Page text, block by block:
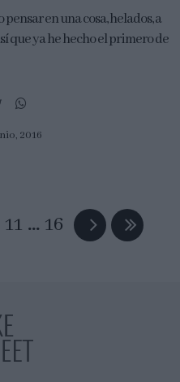
en una cosa, helados, a
que ya he hecho el primero de
2016
11 … 16